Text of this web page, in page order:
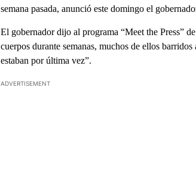
semana pasada, anunció este domingo el
El gobernador dijo al programa “Meet the Press”
cuerpos durante semanas, muchos de ellos
estaban por última vez”.
ADVERTISEMENT